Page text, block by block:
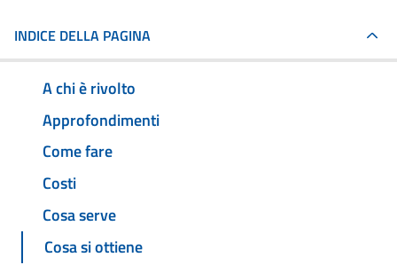
INDICE DELLA PAGINA
A chi è rivolto
Approfondimenti
Come fare
Costi
Cosa serve
Cosa si ottiene